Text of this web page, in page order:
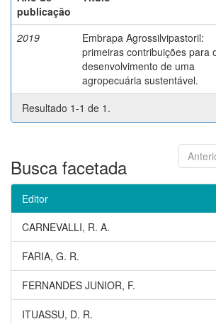
publicação
2019
Embrapa Agrossilvipastoril:
primeiras contribuições para
desenvolvimento de uma
agropecuária sustentável.
Resultado 1-1 de 1.
Busca facetada
Editor
CARNEVALLI, R. A.
FARIA, G. R.
FERNANDES JUNIOR, F.
ITUASSU, D. R.